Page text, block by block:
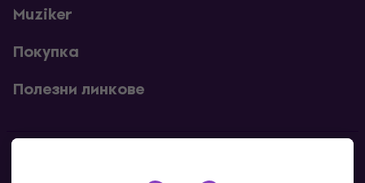
Muziker
Покупка
Полезни линкове